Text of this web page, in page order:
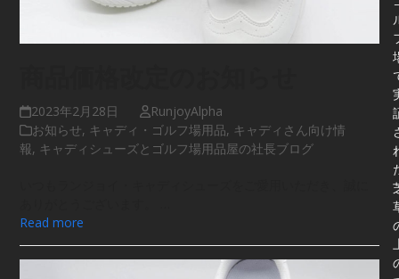
2023年2月28日
RunjoyAlpha
お知らせ, キャディ・ゴルフ場用品, キャディさん向け情
報, キャディシューズとゴルフ場用品屋の社長ブログ
Read more